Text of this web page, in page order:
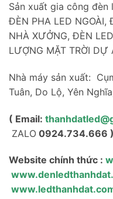
Sản xuất gia công đèn
ĐÈN PHA LED
NHÀ XƯỞNG, ĐÈN
LƯỢNG MẶT TRỜI DỰ
Nhà máy sản xuất:
Tuân, Do Lộ, Yên
( Email:
ZALO 0924.734.666 )
Website chính thức :